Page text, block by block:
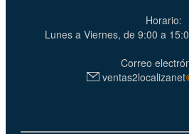
Horario:
Lunes a Viernes, de 9:00 a
Correo
ventas2localizanet